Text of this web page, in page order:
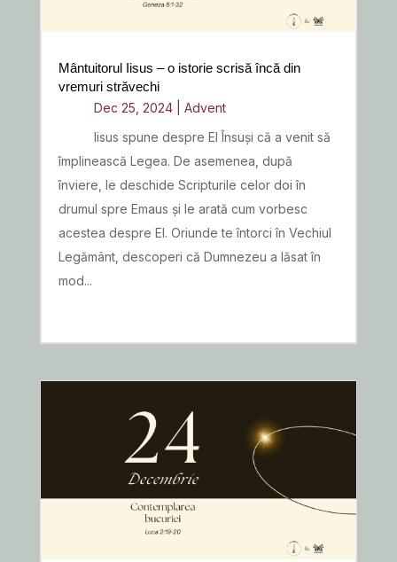
Mântuitorul Iisus – o istorie scrisă încă din
vremuri străvechi
Dec 25, 2024| Advent
Iisus spune despre El Însuși că a venit să
împlinească Legea. De asemenea, după
înviere, le deschide Scripturile celor doi în
drumul spre Emaus și le arată cum vorbesc
acestea despre El. Oriunde te întorci în Vechiul
Legământ, descoperi că Dumnezeu a lăsat în
mod...